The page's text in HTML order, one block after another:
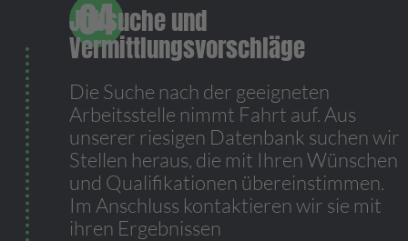
Jobsuche und
Vermittlungsvorschläge
Die Suche nach der geeigneten
Arbeitsstelle nimmt Fahrt auf. Aus
unserer riesigen Datenbank suchen wir
Stellen heraus, die mit Ihren Wünschen
und Qualifikationen übereinstimmen.
Im Anschluss kontaktieren wir sie mit
ihren Ergebnissen